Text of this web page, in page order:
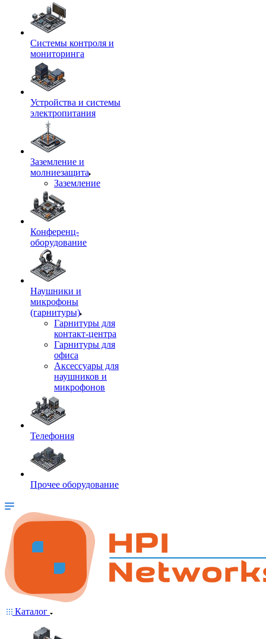
Системы контроля и
мониторинга
Устройства и системы
электропитания
Заземление и
молниезащита
Заземление
Конференц-
оборудование
Наушники и
микрофоны
(гарнитуры)
Гарнитуры для
контакт-центра
Гарнитуры для
офиса
Аксессуары для
наушников и
микрофонов
Телефония
Прочее оборудование
Каталог